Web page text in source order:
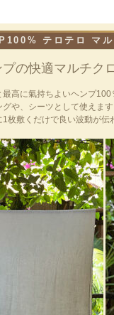
テロテロ マル
の快適マルチク
高に氣持ちよいヘンプ
や、シーツとして使えます
1枚敷くだけで良い波動が